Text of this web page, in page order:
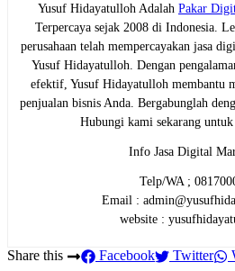
Yusuf Hidayatulloh Adalah Pakar
Terpercaya sejak 2008 di Indonesia.
perusahaan telah mempercayakan jasa
Yusuf Hidayatulloh. Dengan
efektif, Yusuf Hidayatulloh membantu
penjualan bisnis Anda. Bergabunglah
Hubungi kami sekarang
Info Jasa Digital
Telp/WA ;
Email :
website :
Share this Facebook Twitter